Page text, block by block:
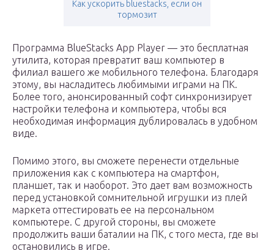
Как ускорить bluestacks, если он
тормозит
Программа BlueStacks App Player — это бесплатная
утилита, которая превратит ваш компьютер в
филиал вашего же мобильного телефона. Благодаря
этому, вы насладитесь любимыми играми на ПК.
Более того, анонсированный софт синхронизирует
настройки телефона и компьютера, чтобы вся
необходимая информация дублировалась в удобном
виде.
Помимо этого, вы сможете перенести отдельные
приложения как с компьютера на смартфон,
планшет, так и наоборот. Это дает вам возможность
перед установкой сомнительной игрушки из плей
маркета оттестировать ее на персональном
компьютере. С другой стороны, вы сможете
продолжить ваши баталии на ПК, с того места, где вы
остановились в игре.